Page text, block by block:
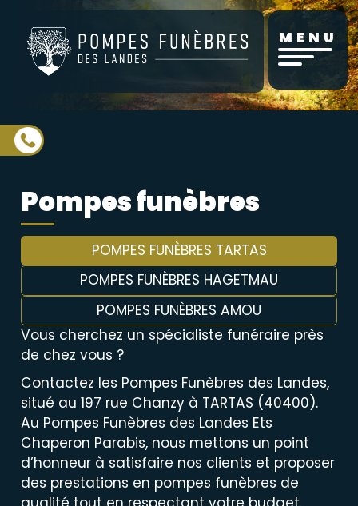
contenu
principal
MENU
Pompes funèbres
POMPES FUNÈBRES TARTAS
POMPES FUNÈBRES HAGETMAU
POMPES FUNÈBRES AMOU
Vous cherchez un spécialiste funéraire près
de chez vous ?
Contactez les Pompes Funèbres des Landes,
situé au 197 rue Chanzy à TARTAS (40400).
Au Pompes Funèbres des Landes Ets
Chaperon Parabis, nous mettons un point
d’honneur à satisfaire nos clients et proposer
des prestations en pompes funèbres de